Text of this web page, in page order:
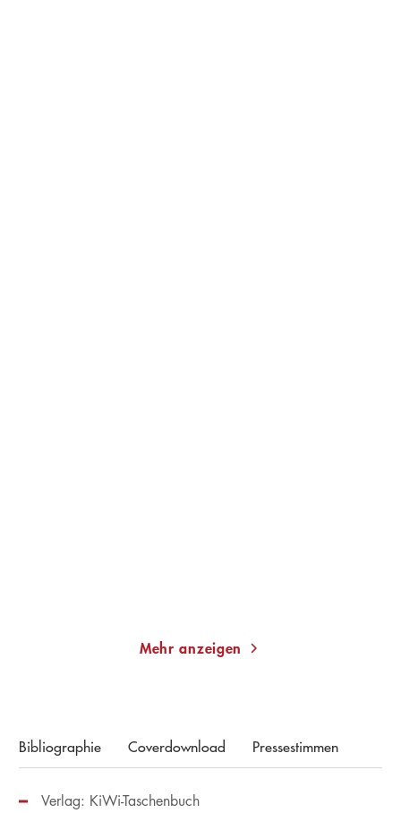
Mehr anzeigen
Bibliographie Coverdownload Pressestimmen
Verlag: KiWi-Taschenbuch